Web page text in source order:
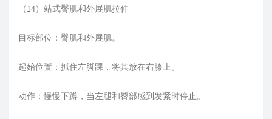
（14）站式臀肌和外展肌拉伸
目标部位：臀肌和外展肌。
起始位置：抓住左脚踝，将其放在右膝上。
动作：慢慢下蹲，当左腿和臀部感到发紧时停止。